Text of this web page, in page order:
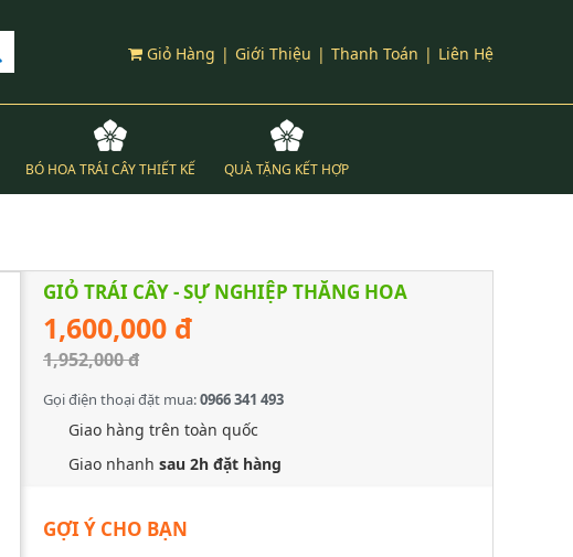
Giỏ Hàng | Giới Thiệu | Thanh Toán | Liên Hệ
BÓ HOA TRÁI CÂY THIẾT KẾ QUÀ TẶNG KẾT HỢP
GIỎ TRÁI CÂY - SỰ NGHIỆP THĂNG HOA
1,600,000 đ
1,952,000 đ
Gọi điện thoại đặt mua:0966 341 493
Giao hàng trên toàn quốc
Giao nhanh sau 2h đặt hàng
GỢI Ý CHO BẠN